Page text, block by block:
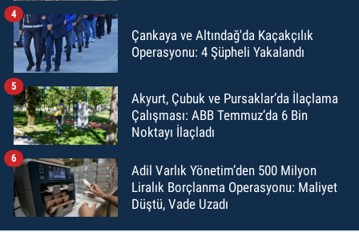
Çankaya ve Altındağ'da Kaçakçılık
Operasyonu: 4 Şüpheli Yakalandı
4
Akyurt, Çubuk ve Pursaklar’da İlaçlama
Çalışması: ABB Temmuz’da 6 Bin
Noktayı İlaçladı
5
Adil Varlık Yönetim’den 500 Milyon
Liralık Borçlanma Operasyonu: Maliyet
Düştü, Vade Uzadı
6